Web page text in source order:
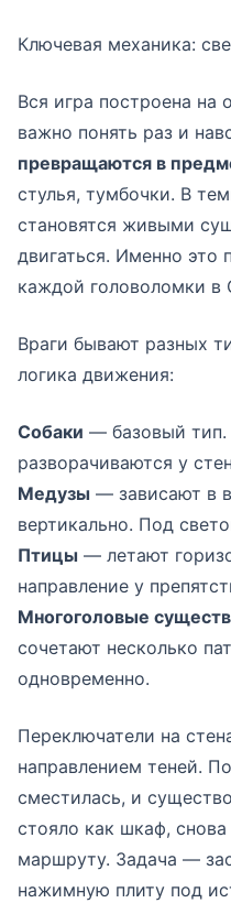
Ключевая механика:
Вся игра построена на
важно понять раз и
превращаются в
стулья, тумбочки. В
становятся живыми
двигаться. Именно
каждой головоломки в
Враги бывают разных
логика движения:
Собаки — базовый
разворачиваются у
Медузы — зависают в
вертикально. Под
Птицы — летают
направление у
Многоголовые
сочетают несколько
одновременно.
Переключатели на
направлением теней.
сместилась, и
стояло как шкаф,
маршруту. Задача —
нажимную плиту под